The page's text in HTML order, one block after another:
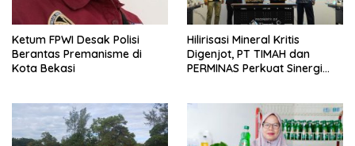
Ketum FPWI Desak Polisi
Berantas Premanisme di
Kota Bekasi
Hilirisasi Mineral Kritis
Digenjot, PT TIMAH dan
PERMINAS Perkuat Sinergi